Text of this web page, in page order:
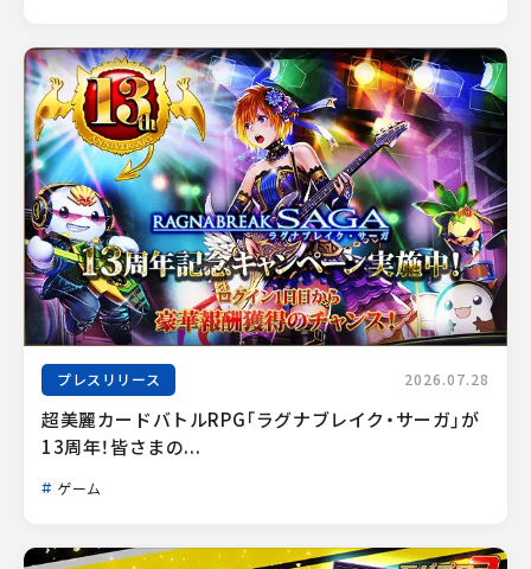
プレスリリース 2026.07.28
超美麗カードバトルRPG「ラグナブレイク・サーガ」が
13周年！皆さまの...
ゲーム